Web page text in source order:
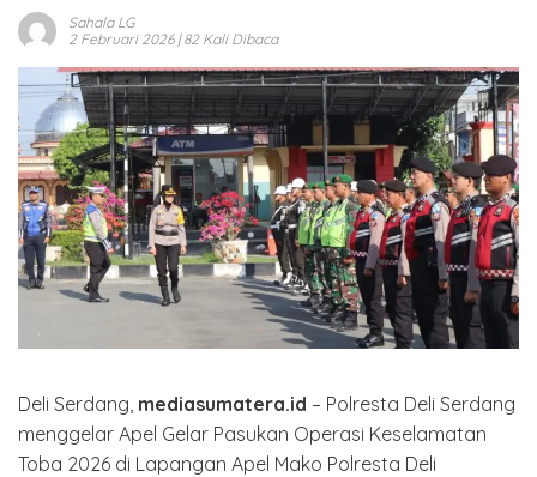
Sahala LG
2 Februari 2026| 82 Kali Dibaca
Deli Serdang, mediasumatera.id – Polresta Deli Serdang
menggelar Apel Gelar Pasukan Operasi Keselamatan
Toba 2026 di Lapangan Apel Mako Polresta Deli